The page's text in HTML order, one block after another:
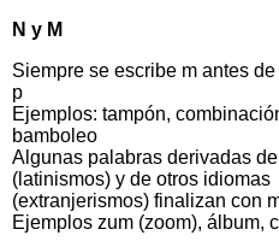
N y M
Siempre se escribe m antes
p
Ejemplos: tampón,
bamboleo
Algunas palabras derivadas
(latinismos) y de otros idiomas
(extranjerismos) finalizan con
Ejemplos zum (zoom), álbum,